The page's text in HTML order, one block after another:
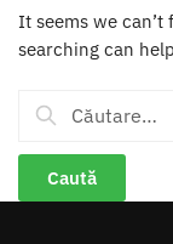
It seems we can’t
searching can
Caută
după: